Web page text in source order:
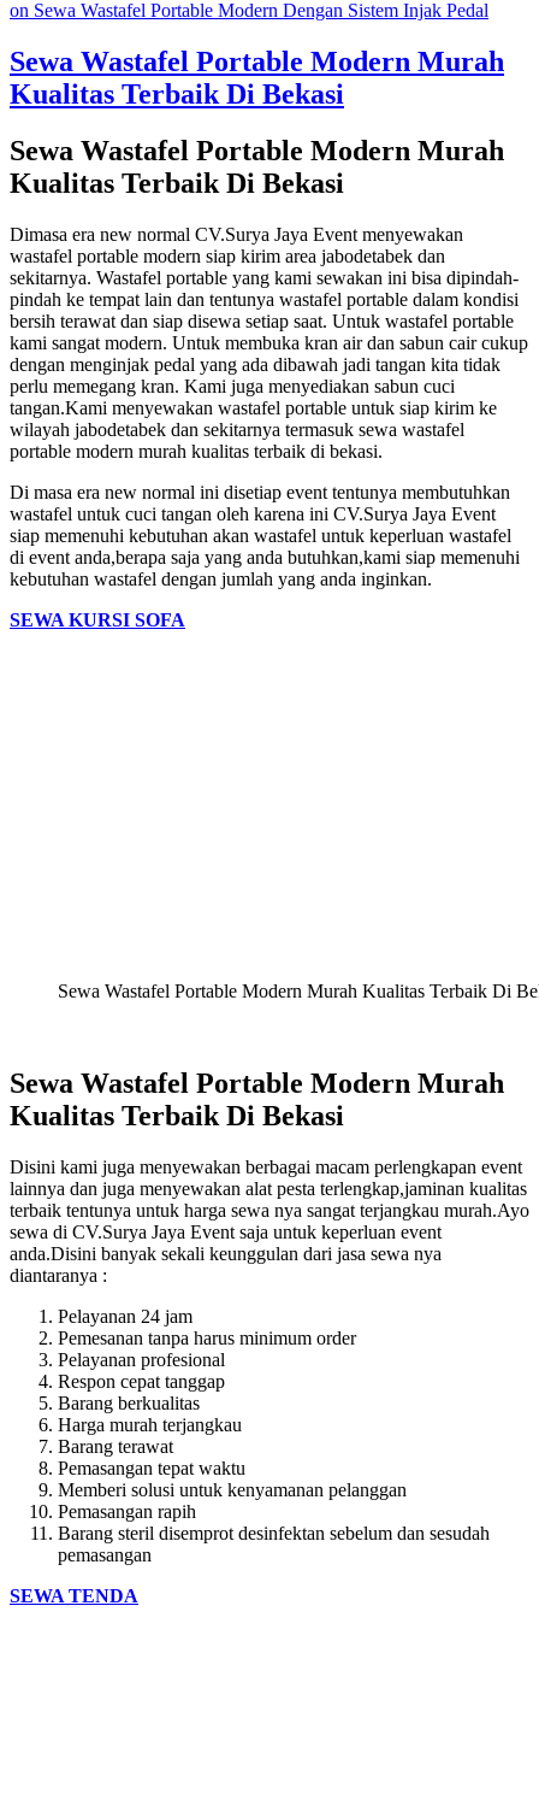
on Sewa Wastafel Portable Modern Dengan Sistem Injak Pedal
Sewa Wastafel Portable Modern Murah
Kualitas Terbaik Di Bekasi
Sewa Wastafel Portable Modern Murah
Kualitas Terbaik Di Bekasi
Dimasa era new normal CV.Surya Jaya Event menyewakan
wastafel portable modern siap kirim area jabodetabek dan
sekitarnya. Wastafel portable yang kami sewakan ini bisa dipindah-
pindah ke tempat lain dan tentunya wastafel portable dalam kondisi
bersih terawat dan siap disewa setiap saat. Untuk wastafel portable
kami sangat modern. Untuk membuka kran air dan sabun cair cukup
dengan menginjak pedal yang ada dibawah jadi tangan kita tidak
perlu memegang kran. Kami juga menyediakan sabun cuci
tangan.Kami menyewakan wastafel portable untuk siap kirim ke
wilayah jabodetabek dan sekitarnya termasuk sewa wastafel
portable modern murah kualitas terbaik di bekasi.
Di masa era new normal ini disetiap event tentunya membutuhkan
wastafel untuk cuci tangan oleh karena ini CV.Surya Jaya Event
siap memenuhi kebutuhan akan wastafel untuk keperluan wastafel
di event anda,berapa saja yang anda butuhkan,kami siap memenuhi
kebutuhan wastafel dengan jumlah yang anda inginkan.
SEWA KURSI SOFA
Sewa Wastafel Portable Modern Murah Kualitas Terbaik Di
Sewa Wastafel Portable Modern Murah
Kualitas Terbaik Di Bekasi
Disini kami juga menyewakan berbagai macam perlengkapan event
lainnya dan juga menyewakan alat pesta terlengkap,jaminan kualitas
terbaik tentunya untuk harga sewa nya sangat terjangkau murah.Ayo
sewa di CV.Surya Jaya Event saja untuk keperluan event
anda.Disini banyak sekali keunggulan dari jasa sewa nya
diantaranya :
Pelayanan 24 jam
Pemesanan tanpa harus minimum order
Pelayanan profesional
Respon cepat tanggap
Barang berkualitas
Harga murah terjangkau
Barang terawat
Pemasangan tepat waktu
Memberi solusi untuk kenyamanan pelanggan
Pemasangan rapih
Barang steril disemprot desinfektan sebelum dan sesudah
pemasangan
SEWA TENDA